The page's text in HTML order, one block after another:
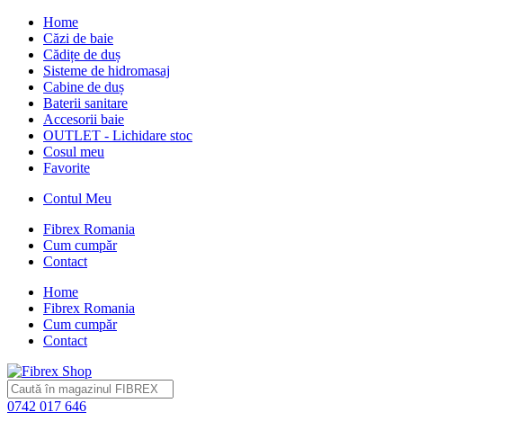
Home
Căzi de baie
Cădițe de duș
Sisteme de hidromasaj
Cabine de duș
Baterii sanitare
Accesorii baie
OUTLET - Lichidare stoc
Cosul meu
Favorite
Contul Meu
Fibrex Romania
Cum cumpăr
Contact
Home
Fibrex Romania
Cum cumpăr
Contact
0742 017 646